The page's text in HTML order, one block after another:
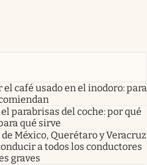
el café usado en el inodoro: para
parabrisas del coche: por qué
qué sirve
México, Querétaro y Veracruz
a todos los conductores
graves